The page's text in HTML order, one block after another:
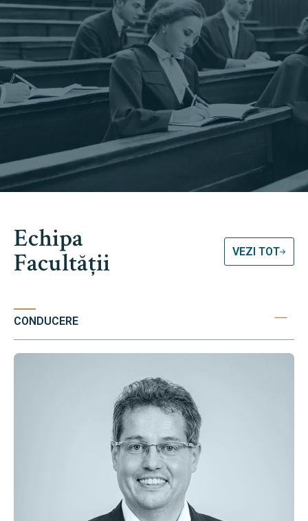
Echipa
Facultății VEZI TOT
CONDUCERE